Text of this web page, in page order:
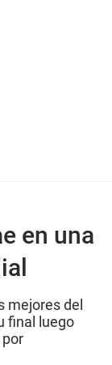
en una
mejores del
final luego